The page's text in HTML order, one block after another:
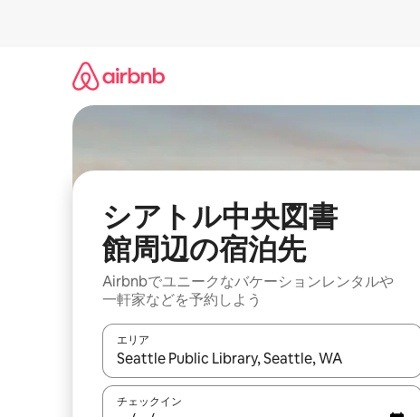
シアトル中央図書
館⁠周⁠辺⁠の宿⁠泊⁠先
Airbnbでユニークなバ⁠ケ⁠ー⁠シ⁠ョ⁠ンレ⁠ン⁠タ⁠ルや
一⁠軒⁠家な⁠ど⁠を予⁠約⁠し⁠よ⁠う
エリア
検索結果が表示されたら、上下の矢印キーを使って
チェックイン